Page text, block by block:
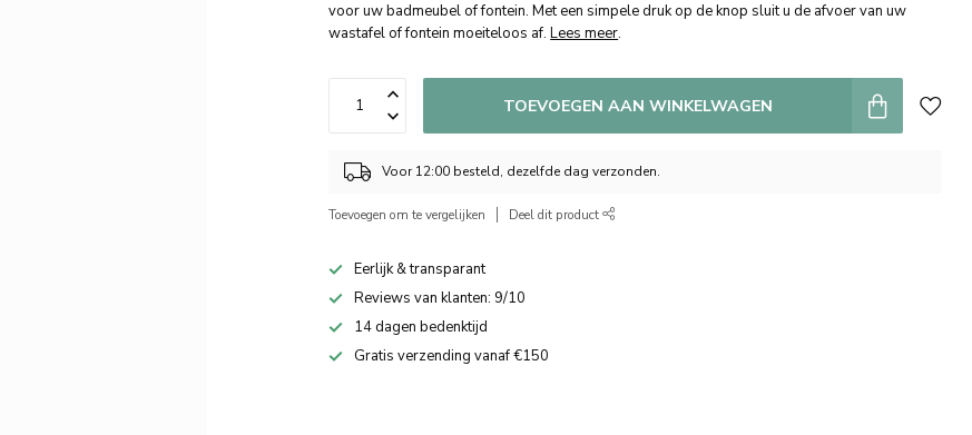
voor uw badmeubel of fontein. Met een simpele druk op de knop sluit u de afvoer van uw
wastafel of fontein moeiteloos af.Lees meer.
TOEVOEGEN AAN WINKELWAGEN
Voor 12:00 besteld, dezelfde dag verzonden.
Toevoegen om te vergelijken Deel dit product
Eerlijk & transparant
Reviews van klanten: 9/10
14 dagen bedenktijd
Gratis verzending vanaf €150